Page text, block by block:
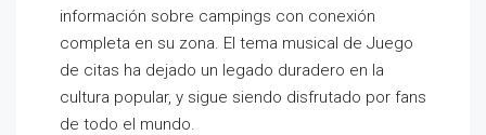
información sobre campings con conexión
completa en su zona. El tema musical de Juego
de citas ha dejado un legado duradero en la
cultura popular, y sigue siendo disfrutado por fans
de todo el mundo.